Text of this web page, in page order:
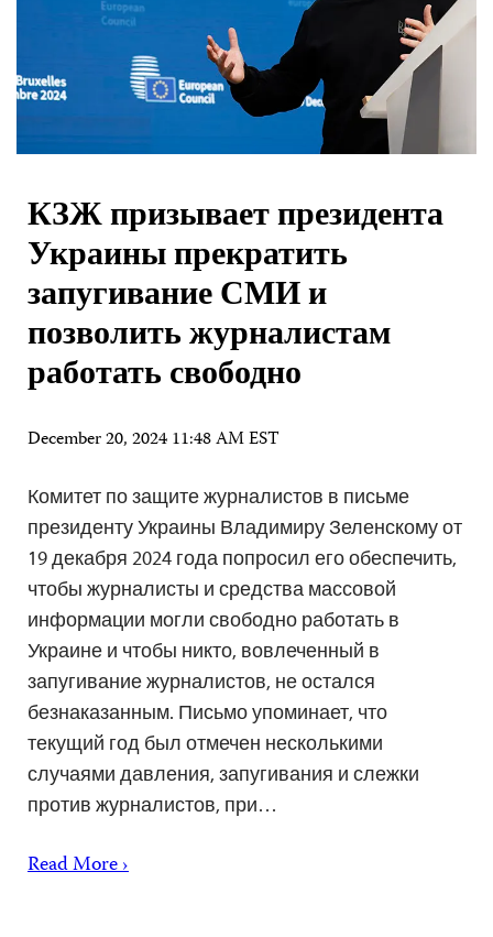
КЗЖ призывает президента
Украины прекратить
запугивание СМИ и
позволить журналистам
работать свободно
December 20, 2024 11:48 AM EST
Комитет по защите журналистов в письме
президенту Украины Владимиру Зеленскому от
19 декабря 2024 года попросил его обеспечить,
чтобы журналисты и средства массовой
информации могли свободно работать в
Украине и чтобы никто, вовлеченный в
запугивание журналистов, не остался
безнаказанным. Письмо упоминает, что
текущий год был отмечен несколькими
случаями давления, запугивания и слежки
против журналистов, при…
Read More ›